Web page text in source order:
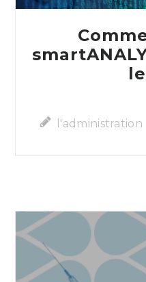
l'administration